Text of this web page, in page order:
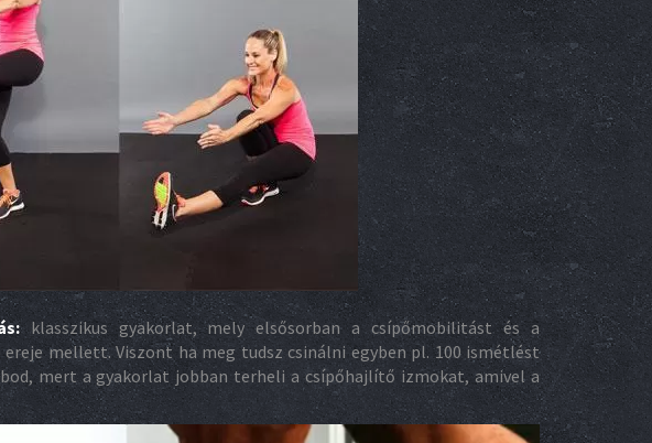
klasszikus gyakorlat, mely elsősorban a csípőmobilitást és a
mellett. Viszont ha meg tudsz csinálni egyben pl. 100 ismétlést
mert a gyakorlat jobban terheli a csípőhajlítő izmokat, amivel a